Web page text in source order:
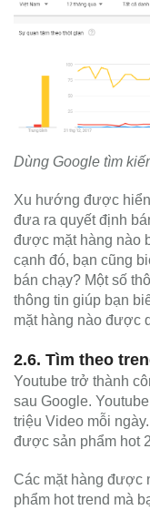
Dùng Google tìm
Xu hướng được
đưa ra quyết định
được mặt hàng nào
cạnh đó, bạn cũng
bán chạy? Một số
thông tin giúp bạn
mặt hàng nào được
2.6. Tìm theo
Youtube trở thành
sau Google.
triệu Video mỗi
được sản phẩm hot
Các mặt hàng được
phẩm hot trend mà